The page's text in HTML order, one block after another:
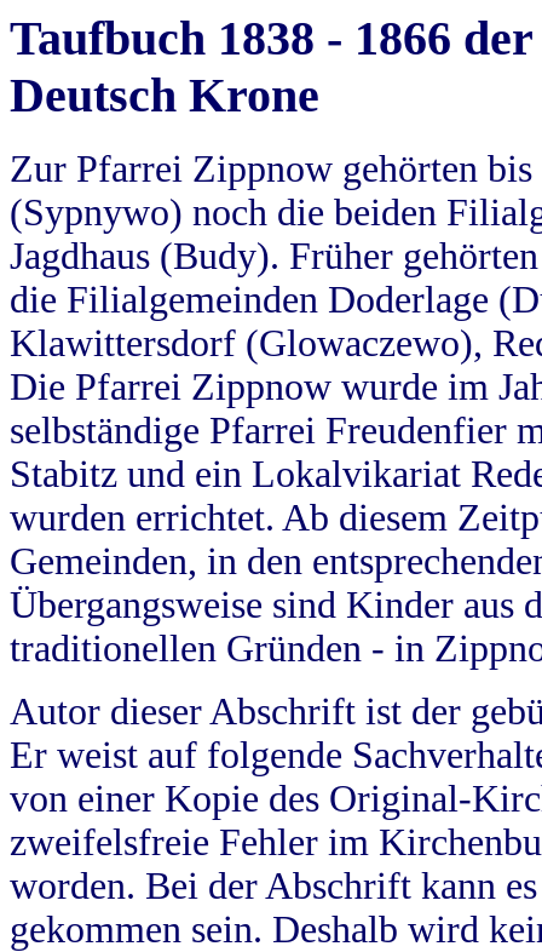
Taufbuch 1838 - 1866
Deutsch Krone
Zur Pfarrei Zippnow gehörten
(Sypnywo) noch die beiden
Jagdhaus (Budy). Früher
die Filialgemeinden Doderlage
Klawittersdorf (Glowaczewo),
Die Pfarrei Zippnow wurde im
selbständige Pfarrei Freudenfier
Stabitz und ein Lokalvikariat
wurden errichtet. Ab diesem
Gemeinden, in den
Übergangsweise sind Kinder aus
traditionellen Gründen - in
Autor dieser Abschrift ist der
Er weist auf folgende
von einer Kopie des Original-
zweifelsfreie Fehler im
worden. Bei der Abschrift kann
gekommen sein. Deshalb wird